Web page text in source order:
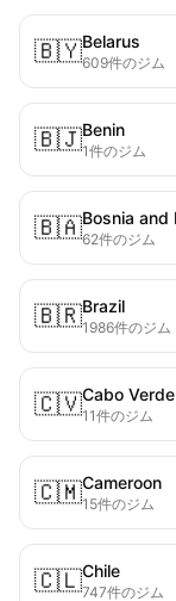
🇧🇾Belarus
609件のジム
🇧🇯Benin
1件のジム
🇧🇦62件のジム
🇧🇷Brazil
1986件のジム
🇨🇻Cabo Verde
11件のジム
🇨🇲Cameroon
15件のジム
🇨🇱Chile
747件のジム